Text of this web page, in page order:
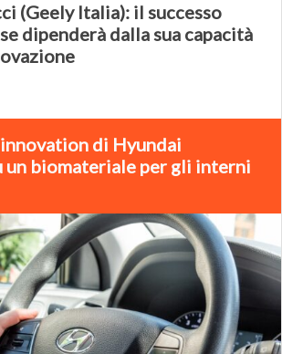
(Geely Italia): il successo
dipenderà dalla sua capacità
innovation di Hyundai
un biomateriale per gli interni